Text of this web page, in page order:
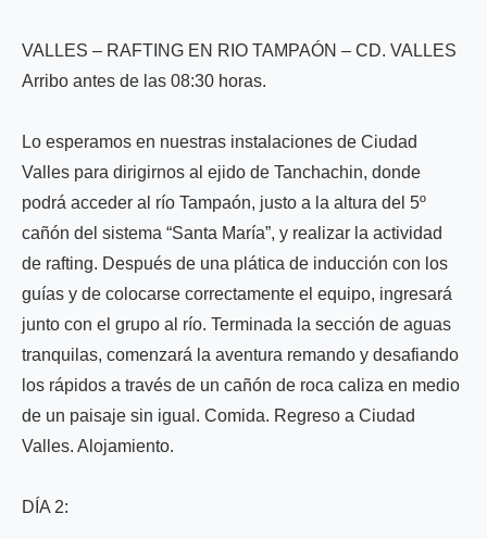
VALLES – RAFTING EN RIO TAMPAÓN – CD. VALLES
Arribo antes de las 08:30 horas.
Lo esperamos en nuestras instalaciones de Ciudad
Valles para dirigirnos al ejido de Tanchachin, donde
podrá acceder al río Tampaón, justo a la altura del 5º
cañón del sistema “Santa María”, y realizar la actividad
de rafting. Después de una plática de inducción con los
guías y de colocarse correctamente el equipo, ingresará
junto con el grupo al río. Terminada la sección de aguas
tranquilas, comenzará la aventura remando y desafiando
los rápidos a través de un cañón de roca caliza en medio
de un paisaje sin igual. Comida. Regreso a Ciudad
Valles. Alojamiento.
DÍA 2: